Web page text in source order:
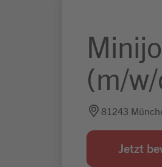
(m/
81243
Jetzt